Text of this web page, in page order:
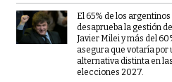
El 65% de los argentinos
desaprueba la gestión de
Javier Milei y más del
asegura que votaría por
alternativa distinta en las
elecciones 2027.